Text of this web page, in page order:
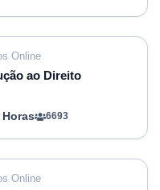
Online
ao Direito
Horas 6693
Online